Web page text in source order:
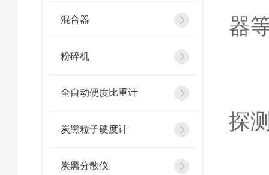
混合器
粉碎机
全自动硬度比重计
炭黑粒子硬度计
炭黑分散仪
器
探